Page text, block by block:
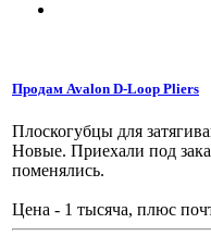
Продам Avalon D-Loop Pliers
Плоскогубцы для
Новые. Приехали под
поменялись.
Цена - 1 тысяча, плюс